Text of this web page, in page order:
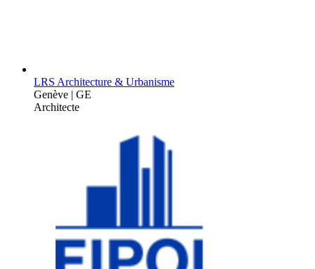
LRS Architecture & Urbanisme
Genève | GE
Architecte